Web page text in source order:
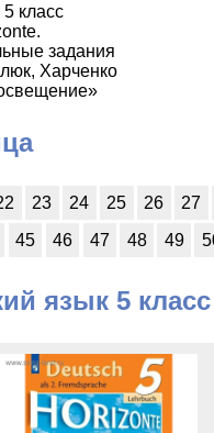
класс
задания
Харченко
23 24 25 26 27
45 46 47 48 49
язык 5 класс